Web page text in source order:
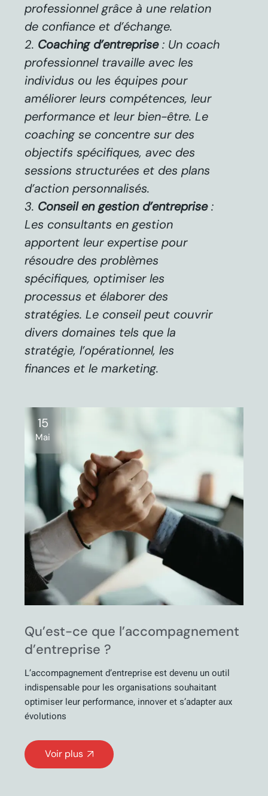
professionnel grâce à une relation
de confiance et d’échange.
Coaching d’entreprise: Un coach
professionnel travaille avec les
individus ou les équipes pour
améliorer leurs compétences, leur
performance et leur bien-être. Le
coaching se concentre sur des
objectifs spécifiques, avec des
sessions structurées et des plans
d’action personnalisés.
Conseil en gestion d’entreprise:
Les consultants en gestion
apportent leur expertise pour
résoudre des problèmes
spécifiques, optimiser les
processus et élaborer des
stratégies. Le conseil peut couvrir
divers domaines tels que la
stratégie, l’opérationnel, les
finances et le marketing.
15
Mai
Qu’est-ce que l’accompagnement
d’entreprise ?
L’accompagnement d’entreprise est devenu un outil
indispensable pour les organisations souhaitant
optimiser leur performance, innover et s’adapter aux
évolutions
Voir plus